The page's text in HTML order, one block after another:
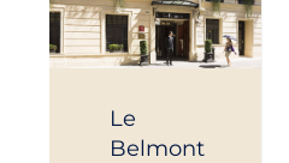
Le
Belmont